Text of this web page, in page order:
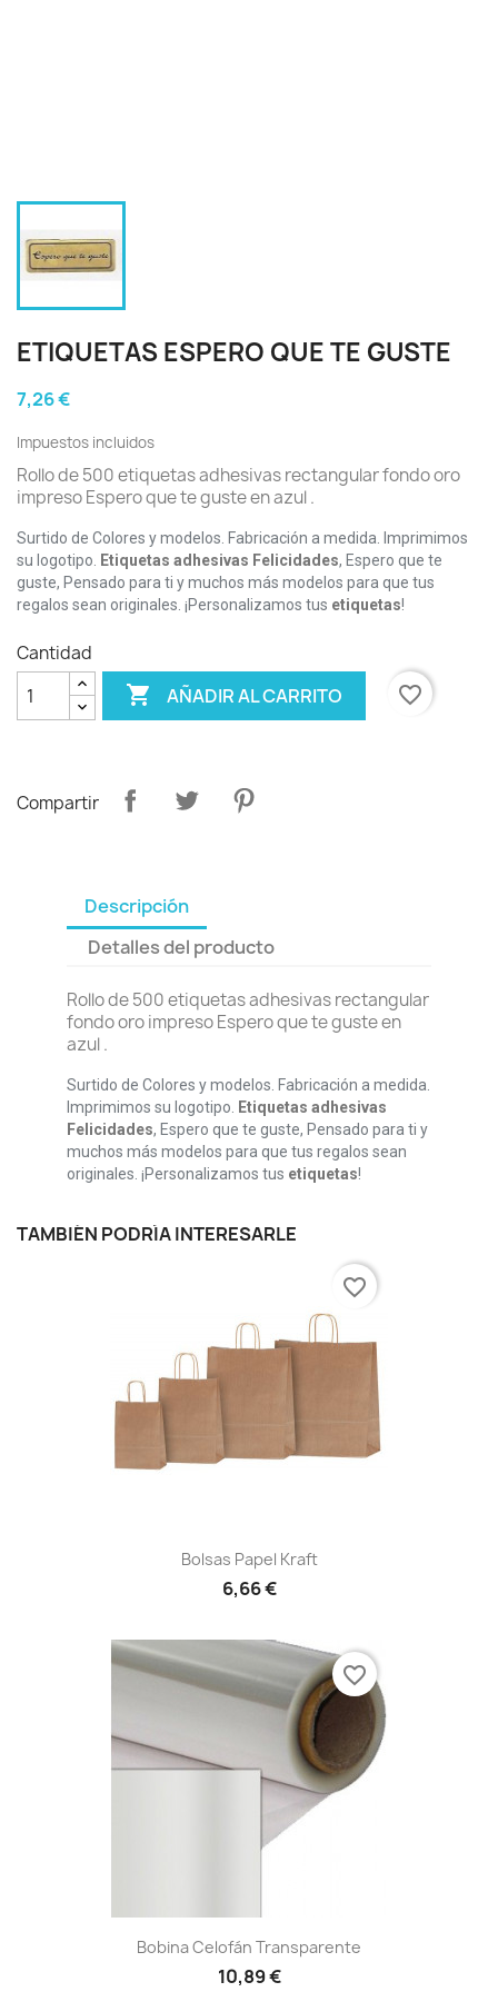
ETIQUETAS ESPERO QUE TE GUSTE
7,26 €
Impuestos incluidos
Rollo de 500 etiquetas adhesivas rectangular fondo oro
impreso Espero que te guste en azul .
Surtido de Colores y modelos. Fabricación a medida. Imprimimos
su logotipo.
Etiquetas adhesivas Felicidades, Espero que te
guste, Pensado para ti y muchos más modelos para que tus
regalos sean originales. ¡Personalizamos tus etiquetas!
Cantidad
 AÑADIR AL CARRITO favorite_border
Compartir
Descripción
Detalles del producto
Rollo de 500 etiquetas adhesivas rectangular
fondo oro impreso Espero que te guste en
azul .
Surtido de Colores y modelos. Fabricación a medida.
Imprimimos su logotipo.
Etiquetas adhesivas
Felicidades, Espero que te guste, Pensado para ti y
muchos más modelos para que tus regalos sean
originales. ¡Personalizamos tus etiquetas!
TAMBIÉN PODRÍA INTERESARLE
Bolsas Papel Kraft
6,66 €
favorite_border
Bobina Celofán Transparente
10,89 €
favorite_border